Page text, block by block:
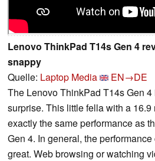
Lenovo ThinkPad T14s Gen 4
snappy
Quelle: Laptop Media
EN→DE
The Lenovo ThinkPad T14s Gen
surprise. This little fella with a
exactly the same performance as
Gen 4. In general, the
great. Web browsing or watching